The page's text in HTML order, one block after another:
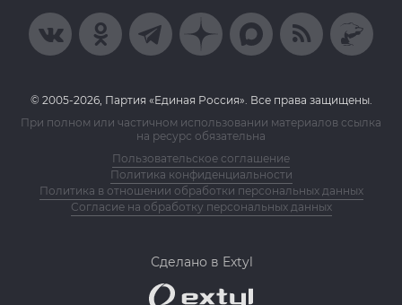
© 2005-2026, Партия «Единая Россия». Все права защищены.
При полном или частичном использовании материалов ссылка
на ресурс обязательна
Пользовательское соглашение
Политика конфиденциальности
Политика в отношении обработки персональных данных
Согласие на обработку персональных данных
Сделано в Extyl